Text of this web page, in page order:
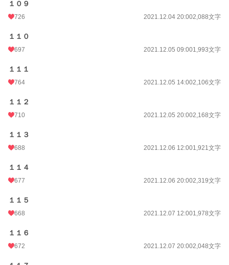
１０９
726 2021.12.04 20:002,088文字
１１０
697 2021.12.05 09:001,993文字
１１１
764 2021.12.05 14:002,106文字
１１２
710 2021.12.05 20:002,168文字
１１３
688 2021.12.06 12:001,921文字
１１４
677 2021.12.06 20:002,319文字
１１５
668 2021.12.07 12:001,978文字
１１６
672 2021.12.07 20:002,048文字